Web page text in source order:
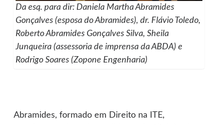
Da esq. para dir: Daniela Martha Abramides
Gonçalves (esposa do Abramides), dr. Flávio Toledo,
Roberto Abramides Gonçalves Silva, Sheila
Junqueira (assessoria de imprensa da ABDA) e
Rodrigo Soares (Zopone Engenharia)
Abramides, formado em Direito na ITE,